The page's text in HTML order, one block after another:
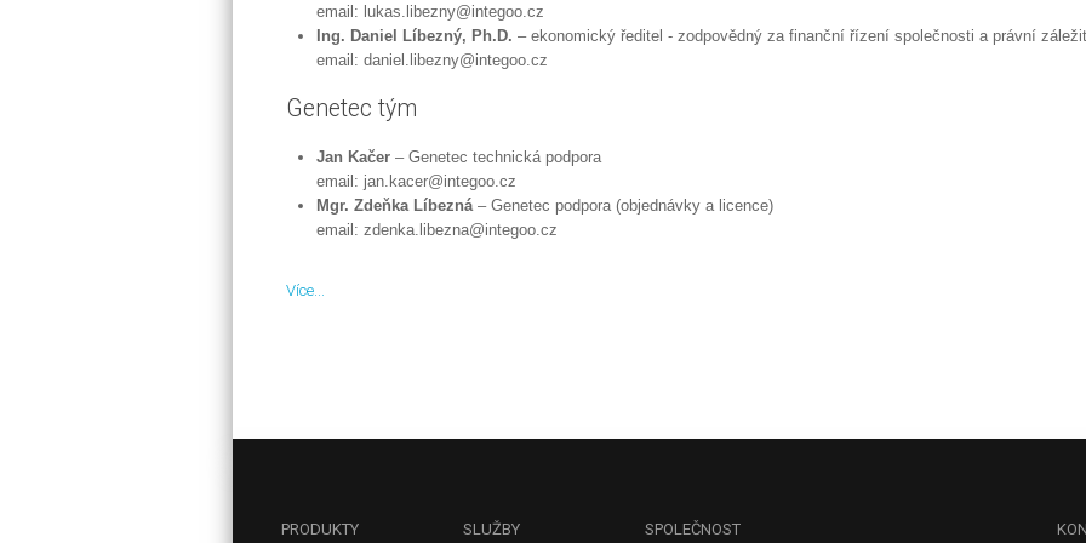
email:
Ing. Daniel Líbezný, Ph.D. – ekonomický ředitel - zodpovědný za finanční řízení společnosti a právní
email:
Genetec tým
Jan Kačer – Genetec technická podpora
email:
Mgr. Zdeňka Líbezná– Genetec podpora (objednávky a licence)
email:
Více...
PRODUKTY SLUŽBY SPOLEČNOST